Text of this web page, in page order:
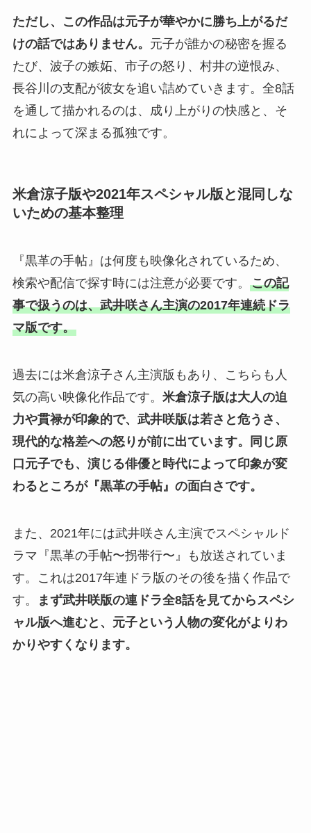
ただし、この作品は元子が華やかに勝ち上がるだ
けの話ではありません。 元子が誰かの秘密を握る
たび、波子の嫉妬、市子の怒り、村井の逆恨み、
長谷川の支配が彼女を追い詰めていきます。全8話
を通して描かれるのは、成り上がりの快感と、そ
れによって深まる孤独です。
米倉涼子版や2021年スペシャル版と混同しな
いための基本整理
『黒革の手帖』は何度も映像化されているため、
検索や配信で探す時には注意が必要です。 この記
事で扱うのは、武井咲さん主演の2017年連続ドラ
マ版です。
過去には米倉涼子さん主演版もあり、こちらも人
気の高い映像化作品です。 米倉涼子版は大人の迫
力や貫禄が印象的で、武井咲版は若さと危うさ、
現代的な格差への怒りが前に出ています。
同じ原
口元子でも、演じる俳優と時代によって印象が変
わるところが『黒革の手帖』の面白さです。
また、2021年には武井咲さん主演でスペシャルド
ラマ『黒革の手帖〜拐帯行〜』も放送されていま
す。これは2017年連ドラ版のその後を描く作品で
す。
まず武井咲版の連ドラ全8話を見てからスペシ
ャル版へ進むと、元子という人物の変化がよりわ
かりやすくなります。